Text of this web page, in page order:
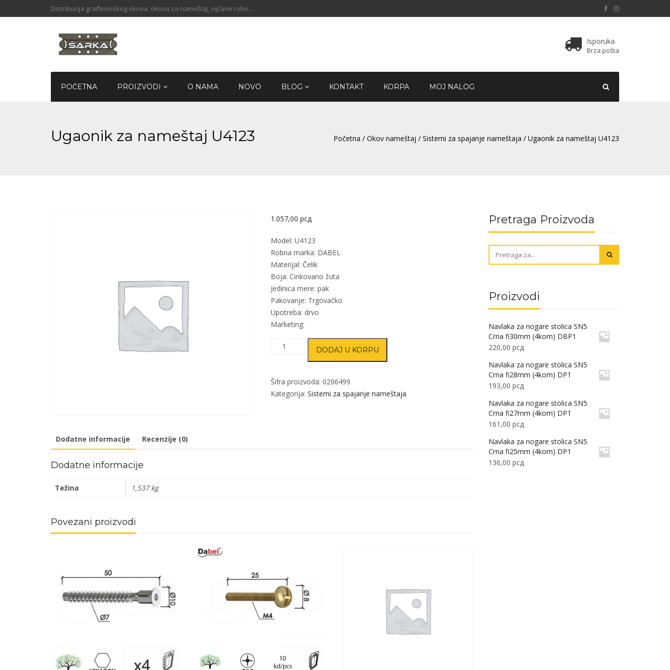
Distribucija građevinskog okova, okova za nameštaj, vijčane robe...
Isporuka
Brza pošta
POČETNA PROIZVODI O NAMA NOVO BLOG KONTAKT KORPA MOJ NALOG
Ugaonik za nameštaj U4123 Početna / Okov nameštaj / Sistemi za spajanje nameštaja / Ugaonik za nameštaj U4123
1.057,00 рсд
Model: U4123
Robna marka: DABEL
Materijal: Čelik
Boja: Cinkovano žuta
Jedinica mere: pak
Pakovanje: Trgovačko
Upotreba: drvo
Marketing:
Ugaonik
U4123
količina
DODAJ U KORPU
Šifra proizvoda: 0206499
Kategorija: Sistemi za spajanje nameštaja
Dodatne informacije Recenzije (0)
Dodatne informacije
Težina 1,537 kg
Povezani proizvodi
Pretraga Proizvoda
Proizvodi
Navlaka za nogare stolica SN5
Crna fi30mm (4kom) DBP1
220,00 рсд
Navlaka za nogare stolica SN5
Crna fi28mm (4kom) DP1
193,00 рсд
Navlaka za nogare stolica SN5
Crna fi27mm (4kom) DP1
161,00 рсд
Navlaka za nogare stolica SN5
Crna fi25mm (4kom) DP1
136,00 рсд